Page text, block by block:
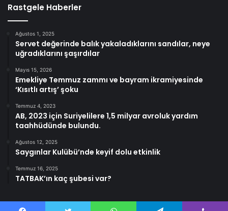
Rastgele Haberler
Ağustos 1, 2025
Servet değerinde balık yakaladıklarını sandılar, neye
uğradıklarını şaşırdılar
Mayıs 15, 2026
Emekliye Temmuz zammı ve bayram ikramiyesinde
‘Kısıtlı artış’ şoku
Temmuz 4, 2023
AB, 2023 için Suriyelilere 1,5 milyar avroluk yardım
taahhüdünde bulundu.
Ağustos 12, 2025
Saygınlar Kulübü’nde keyif dolu etkinlik
Temmuz 16, 2025
TATBAK’ın kaç şubesi var?